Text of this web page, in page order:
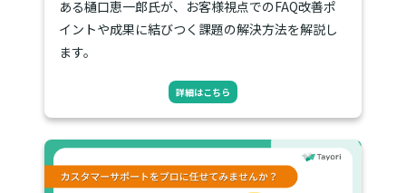
ある樋口恵一郎氏が、お客様視点でのFAQ改善ポ
イントや成果に結びつく課題の解決方法を解説し
ます。
詳細はこちら